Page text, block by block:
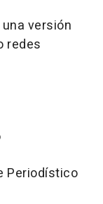
versión
redes
Periodístico